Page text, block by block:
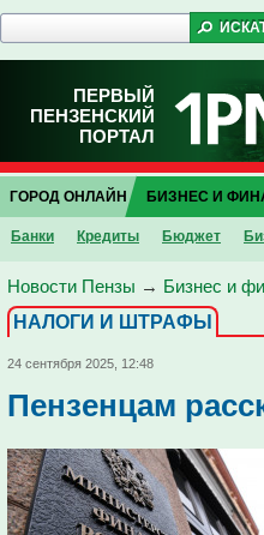
ПЕРВЫЙ
ПЕНЗЕНСКИЙ
ПОРТАЛ
ГОРОД ОНЛАЙН БИЗНЕС И
Банки Кредиты Бюджет
Новости Пензы → Бизнес и
НАЛОГИ И ШТРАФЫ
24 сентября 2025, 12:48
Пензенцам